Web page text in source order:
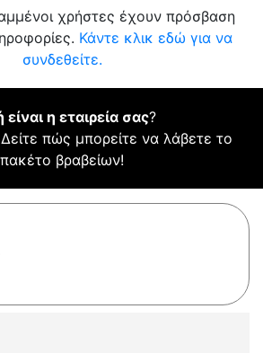
χρήστες έχουν πρόσβαση
Κάντε κλικ εδώ για να
συνδεθείτε.
είναι η εταιρεία σας?
Δείτε πώς μπορείτε να λάβετε το
πακέτο βραβείων!